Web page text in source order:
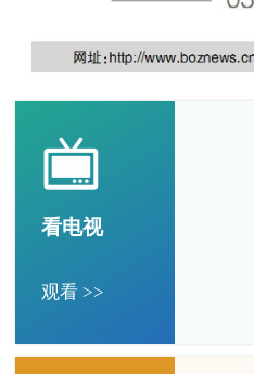
看电视
观看 >>